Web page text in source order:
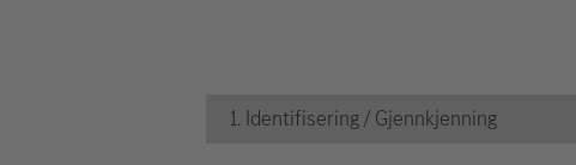
1. Identifisering / Gjennkjenning